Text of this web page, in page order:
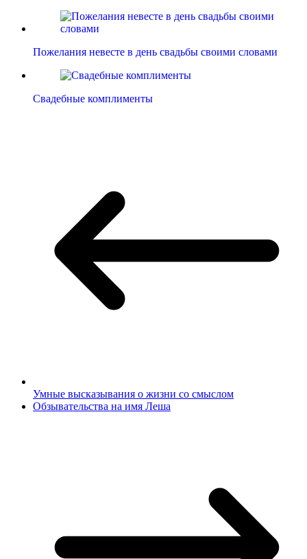
Пожелания невесте в день свадьбы своими словами
Свадебные комплименты
Умные высказывания о жизни со смыслом
Обзывательства на имя Леша